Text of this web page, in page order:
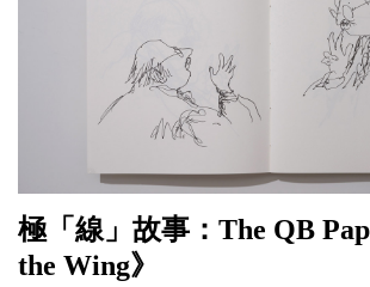
極「線」故事：The QB
the Wing》